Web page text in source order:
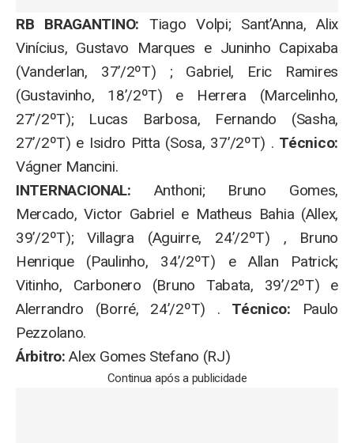
RB BRAGANTINO:
Tiago Volpi; Sant’Anna, Alix
Vinícius, Gustavo Marques e Juninho Capixaba
(Vanderlan, 37’/2ºT) ; Gabriel, Eric Ramires
(Gustavinho, 18’/2ºT) e Herrera (Marcelinho,
27’/2ºT); Lucas Barbosa, Fernando (Sasha,
27’/2ºT) e Isidro Pitta (Sosa, 37’/2ºT) . Técnico:
Vágner Mancini.
INTERNACIONAL:
Anthoni; Bruno Gomes,
Mercado, Victor Gabriel e Matheus Bahia (Allex,
39’/2ºT); Villagra (Aguirre, 24’/2ºT) , Bruno
Henrique (Paulinho, 34’/2ºT) e Allan Patrick;
Vitinho, Carbonero (Bruno Tabata, 39’/2ºT) e
Alerrandro (Borré, 24’/2ºT) . Técnico:
Paulo
Pezzolano.
Árbitro: Alex Gomes Stefano (RJ)
Continua após a publicidade